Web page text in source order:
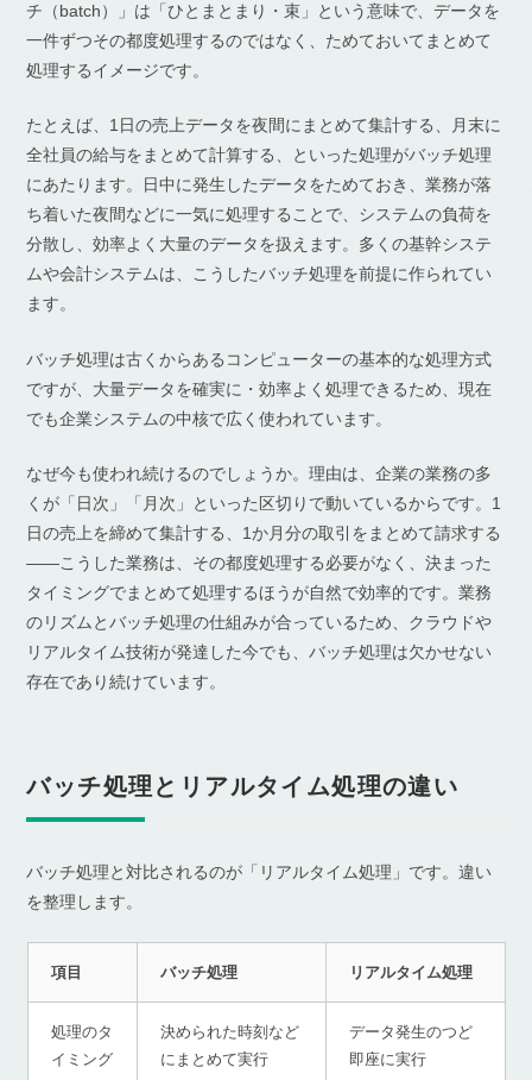
チ（batch）」は「ひとまとまり・束」という意味で、データを
一件ずつその都度処理するのではなく、ためておいてまとめて
処理するイメージです。
たとえば、1日の売上データを夜間にまとめて集計する、月末に
全社員の給与をまとめて計算する、といった処理がバッチ処理
にあたります。日中に発生したデータをためておき、業務が落
ち着いた夜間などに一気に処理することで、システムの負荷を
分散し、効率よく大量のデータを扱えます。多くの基幹システ
ムや会計システムは、こうしたバッチ処理を前提に作られてい
ます。
バッチ処理は古くからあるコンピューターの基本的な処理方式
ですが、大量データを確実に・効率よく処理できるため、現在
でも企業システムの中核で広く使われています。
なぜ今も使われ続けるのでしょうか。理由は、企業の業務の多
くが「日次」「月次」といった区切りで動いているからです。1
日の売上を締めて集計する、1か月分の取引をまとめて請求する
――こうした業務は、その都度処理する必要がなく、決まった
タイミングでまとめて処理するほうが自然で効率的です。業務
のリズムとバッチ処理の仕組みが合っているため、クラウドや
リアルタイム技術が発達した今でも、バッチ処理は欠かせない
存在であり続けています。
バッチ処理とリアルタイム処理の違い
バッチ処理と対比されるのが「リアルタイム処理」です。違い
を整理します。
項目 バッチ処理 リアルタイム処理
処理のタ
イミング
決められた時刻など
にまとめて実行
データ発生のつど
即座に実行